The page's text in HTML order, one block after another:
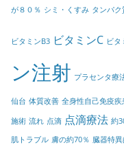
が８０％ シミ・くすみ タンパク
ビタミンB3 ビタミンC ビタ
ン注射 プラセンタ療
仙台 体質改善 全身性自己免疫疾
施術 流れ 点滴 点滴療法 約
肌トラブル 膚の約70％ 臓器特